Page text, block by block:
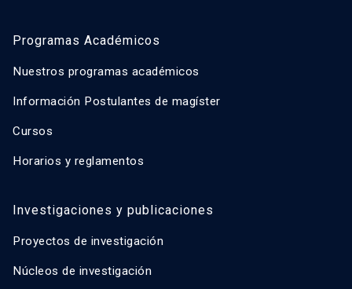
Programas Académicos
Nuestros programas académicos
Información Postulantes de magíster
Cursos
Horarios y reglamentos
Investigaciones y publicaciones
Proyectos de investigación
Núcleos de investigación